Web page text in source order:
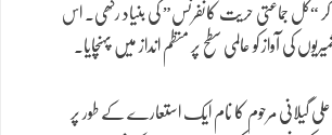
کر “کل جماعتی حریت کانفرنس” کی بنیاد رکھی۔ اس
کی آواز کو عالمی سطح پر منظم انداز میں پہنچایا۔
گیلانی مرحوم کا نام ایک استعارے کے طور پر